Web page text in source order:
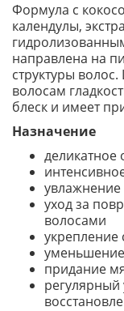
Формула с
календулы,
направлена на
структуры
волосам
блеск и имеет
Назначение
уход за
волосами
укрепление
уменьшение
придание